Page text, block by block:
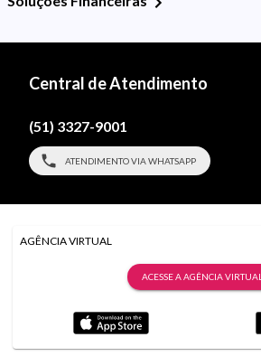
Central de Atendimento
(51) 3327-9001
ATENDIMENTO VIA WHATSAPP
AGÊNCIA VIRTUAL
ACESSE A AGÊNCIA VIRTUAL